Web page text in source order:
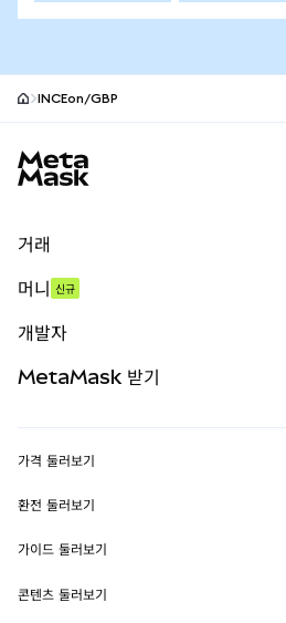
INCEon/GBP
거래
무기한 선물
실물자산
머니 신규
개발자
MetaMask Connect
Snaps
웹3 서비스
MetaMask 받기
보안
고객 지원
가격 둘러보기
이더리움 가격
솔라나 가격
환전 둘러보기
ETH를 USD로 환전
USDT를 INR로 환전
가이드 둘러보기
ETH 매수
콘텐츠 둘러보기